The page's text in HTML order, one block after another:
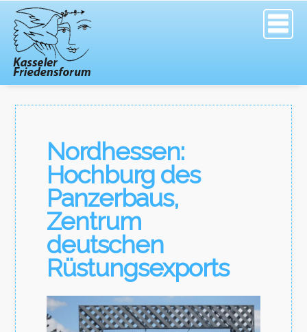
Nordhessen:
Hochburg des
Panzerbaus,
Zentrum
deutschen
Rüstungsexports